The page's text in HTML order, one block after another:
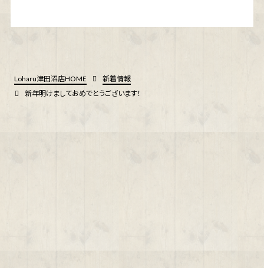
Loharu津田沼店HOME
新着情報
新年明けましておめでとうございます！